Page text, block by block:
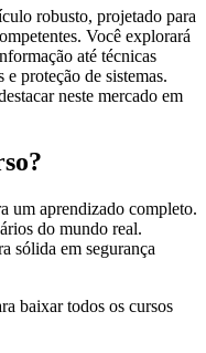
robusto, projetado para
Você explorará
até técnicas
proteção de sistemas.
neste mercado em
um aprendizado completo.
do mundo real.
sólida em segurança
baixar todos os cursos